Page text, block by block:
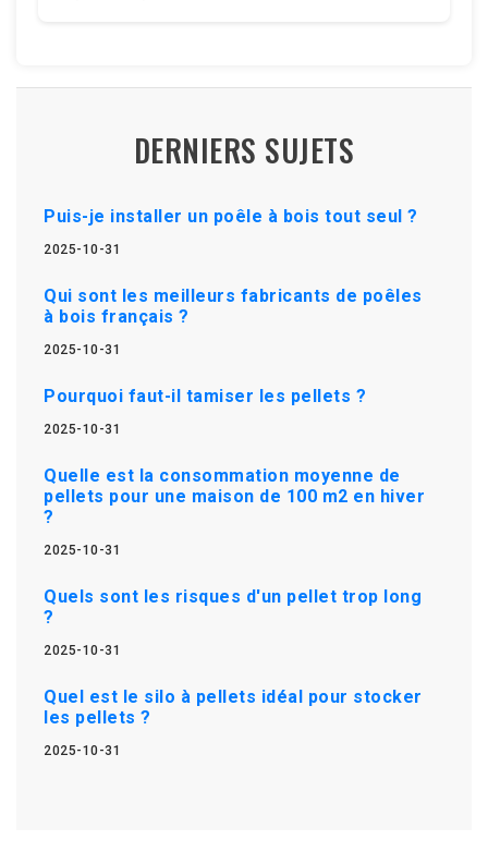
DERNIERS SUJETS
Puis-je installer un poêle à bois tout seul ?
2025-10-31
Qui sont les meilleurs fabricants de poêles
à bois français ?
2025-10-31
Pourquoi faut-il tamiser les pellets ?
2025-10-31
Quelle est la consommation moyenne de
pellets pour une maison de 100 m2 en hiver
?
2025-10-31
Quels sont les risques d'un pellet trop long
?
2025-10-31
Quel est le silo à pellets idéal pour stocker
les pellets ?
2025-10-31